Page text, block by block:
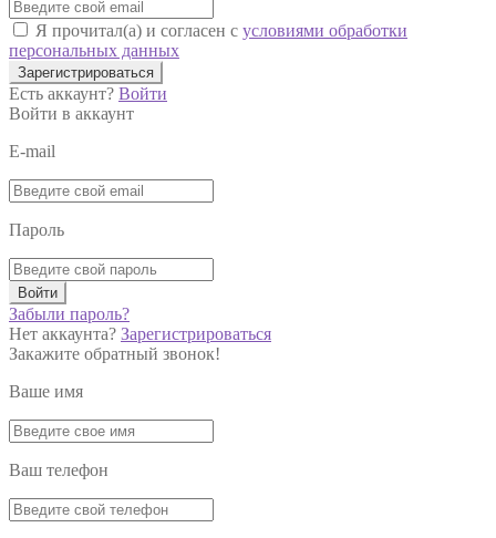
Я прочитал(а) и согласен с условиями обработки
персональных данных
Зарегистрироваться
Есть аккаунт? Войти
Войти в аккаунт
E-mail
Пароль
Войти
Забыли пароль?
Нет аккаунта? Зарегистрироваться
Закажите обратный звонок!
Ваше имя
Ваш телефон